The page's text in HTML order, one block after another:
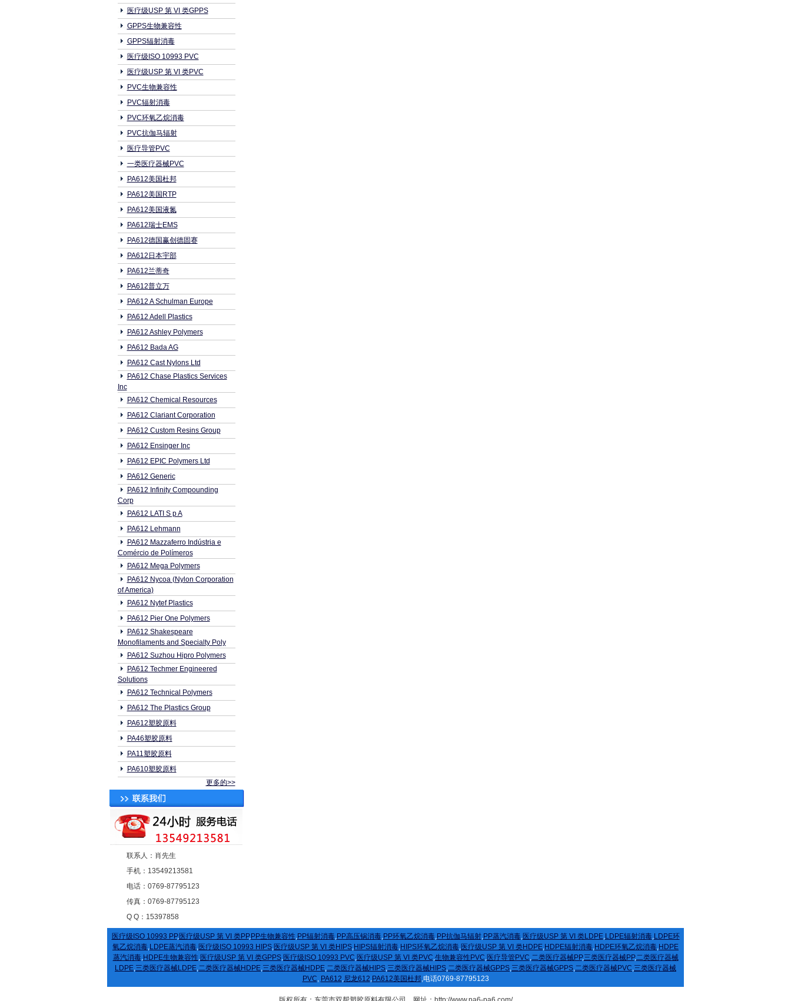
医疗级USP 第 VI 类GPPS
GPPS生物兼容性
GPPS辐射消毒
医疗级ISO 10993 PVC
医疗级USP 第 VI 类PVC
PVC生物兼容性
PVC辐射消毒
PVC环氧乙烷消毒
PVC抗伽马辐射
医疗导管PVC
一类医疗器械PVC
PA612美国杜邦
PA612美国RTP
PA612美国液氮
PA612瑞士EMS
PA612德国赢创德固赛
PA612日本宇部
PA612兰蒂奇
PA612普立万
PA612 A Schulman Europe
PA612 Adell Plastics
PA612 Ashley Polymers
PA612 Bada AG
PA612 Cast Nylons Ltd
PA612 Chase Plastics Services
Inc
PA612 Chemical Resources
PA612 Clariant Corporation
PA612 Custom Resins Group
PA612 Ensinger Inc
PA612 EPIC Polymers Ltd
PA612 Generic
PA612 Infinity Compounding
Corp
PA612 LATI S p A
PA612 Lehmann
PA612 Mazzaferro Indústria e
Comércio de Polímeros
PA612 Mega Polymers
PA612 Nycoa (Nylon Corporation
of America)
PA612 Nytef Plastics
PA612 Pier One Polymers
PA612 Shakespeare
Monofilaments and Specialty Poly
PA612 Suzhou Hipro Polymers
PA612 Techmer Engineered
Solutions
PA612 Technical Polymers
PA612 The Plastics Group
PA612塑胶原料
PA46塑胶原料
PA11塑胶原料
PA610塑胶原料
更多的>>
联系人：肖先生
手机：13549213581
电话：0769-87795123
传真：0769-87795123
Q Q：15397858
医疗级ISO 10993 PP,医疗级USP 第 VI 类PP,PP生物兼容性,PP辐射消毒,PP高压锅消毒,PP环氧乙烷消毒,PP抗伽马辐射,PP蒸汽消毒,医疗级USP 第 VI 类LDPE,LDPE辐射消毒,LDPE环
氧乙烷消毒,LDPE蒸汽消毒,医疗级ISO 10993 HIPS,医疗级USP 第 VI 类HIPS,HIPS辐射消毒,HIPS环氧乙烷消毒,医疗级USP 第 VI 类HDPE,HDPE辐射消毒,HDPE环氧乙烷消毒,HDPE
蒸汽消毒,HDPE生物兼容性,医疗级USP 第 VI 类GPPS,医疗级ISO 10993 PVC,医疗级USP 第 VI 类PVC,生物兼容性PVC,医疗导管PVC,二类医疗器械PP,三类医疗器械PP,二类医疗器械
LDPE,三类医疗器械LDPE,二类医疗器械HDPE,三类医疗器械HDPE,二类医疗器械HIPS,三类医疗器械HIPS,二类医疗器械GPPS,三类医疗器械GPPS,二类医疗器械PVC,三类医疗器械
PVC, PA612,尼龙612,PA612美国杜邦,电话0769-87795123